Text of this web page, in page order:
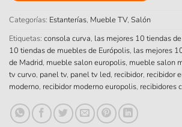
Categorías: Estanterías, Mueble TV, Salón
Etiquetas: consola curva, las mejores 10 tiendas
10 tiendas de muebles de Európolis, las mejores
de Madrid, mueble salon europolis, mueble salon
tv curvo, panel tv, panel tv led, recibidor, recibidor
moderno, recibidor moderno europolis, recibidores